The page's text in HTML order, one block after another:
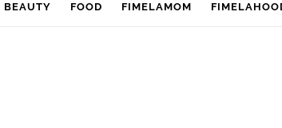
BEAUTY FOOD FIMELAMOM